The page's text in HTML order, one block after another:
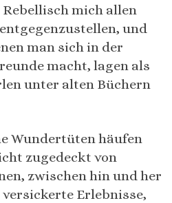
mich allen
und
man sich in der
macht, lagen als
unter alten Büchern
Wundertüten häufen
zugedeckt von
zwischen hin und her
Erlebnisse,